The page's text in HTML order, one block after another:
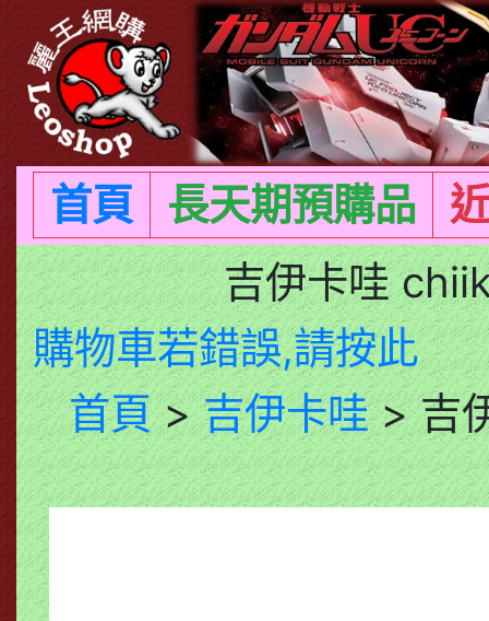
首頁 長天期預購品
吉伊卡哇
購物車若錯誤,請按此
首頁>吉伊卡哇> 吉